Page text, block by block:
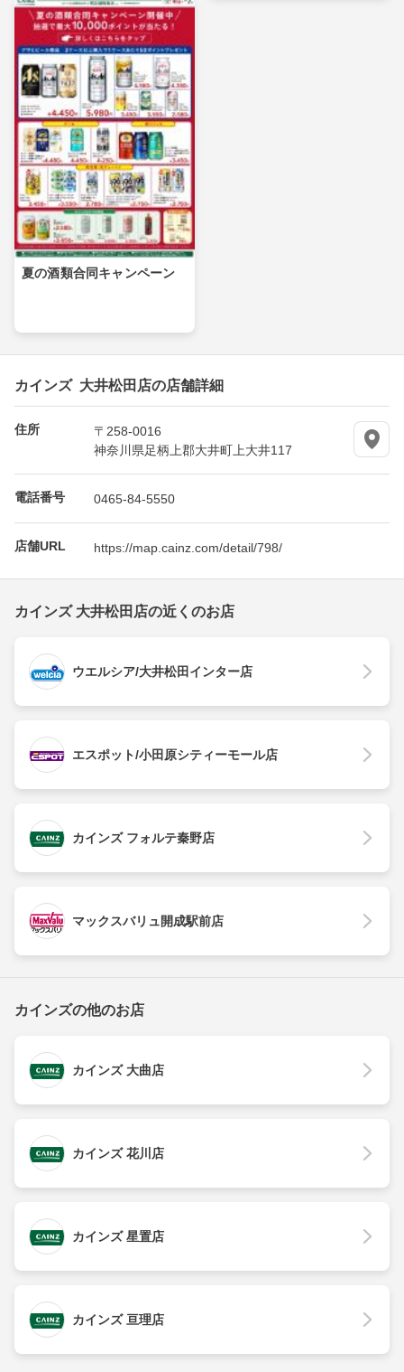
夏の酒類合同キャンペーン
カインズ 大井松田店の店舗詳細
住所
〒258-0016
神奈川県足柄上郡大井町上大井117
電話番号 0465-84-5550
店舗URL https://map.cainz.com/detail/798/
カインズ 大井松田店の近くのお店
ウエルシア/大井松田インター店
エスポット/小田原シティーモール店
カインズ フォルテ秦野店
マックスバリュ開成駅前店
カインズの他のお店
カインズ 大曲店
カインズ 花川店
カインズ 星置店
カインズ 亘理店